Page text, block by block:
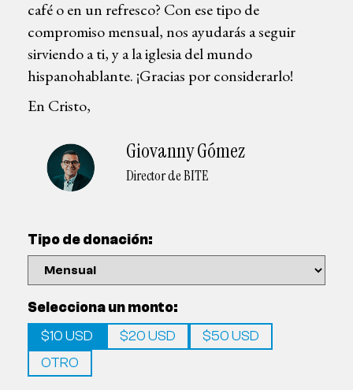
café o en un refresco? Con ese tipo de
compromiso mensual, nos ayudarás a seguir
sirviendo a ti, y a la iglesia del mundo
hispanohablante. ¡Gracias por considerarlo!
En Cristo,
Giovanny Gómez
Director de BITE
Tipo de donación:
Selecciona un monto:
$10 USD
$20 USD
$50 USD
OTRO